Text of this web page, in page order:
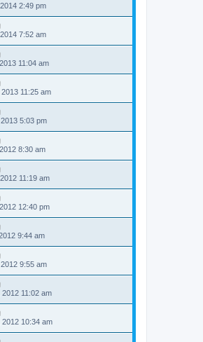
2:49 pm
7:52 am
11:04 am
11:25 am
5:03 pm
8:30 am
11:19 am
12:40 pm
9:44 am
9:55 am
11:02 am
10:34 am